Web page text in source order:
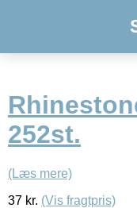
252st.
(Læs mere)
37 kr. (Vis fragtpris)